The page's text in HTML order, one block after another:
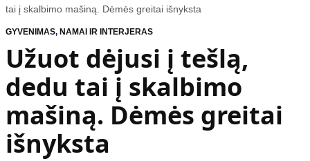
Turinys
Naujausi straipsniai
Gyvenimas
Įdomybės
Mada
Mokslas
Namai ir interjeras
Temos
Kulinarija
Technologijos
Gyvenimo būdas
Vasaros mada
tai į skalbimo mašiną. Dėmės greitai išnyksta
GYVENIMAS, NAMAI IR INTERJERAS
Užuot dėjusi į tešlą,
dedu tai į skalbimo
mašiną. Dėmės greitai
išnyksta